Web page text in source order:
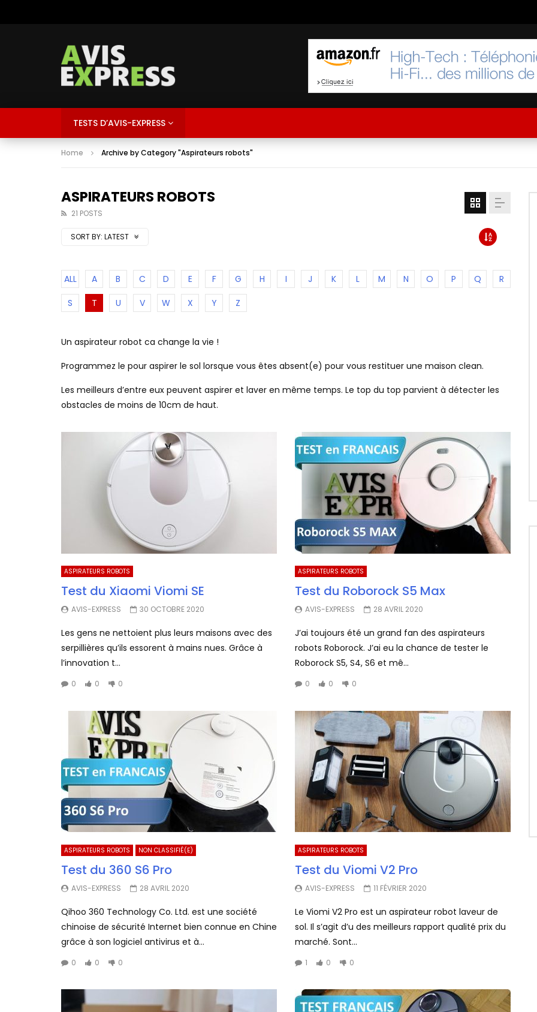
TESTS D’AVIS-EXPRESS
Home Archive by Category "Aspirateurs robots"
ASPIRATEURS ROBOTS
21 POSTS
SORT BY: LATEST
ALL A B C D E F G H I J K L M N O P Q
R
S
T U V W X Y Z
Un aspirateur robot ca change la vie !
Programmez le pour aspirer le sol lorsque vous êtes absent(e) pour vous restituer une maison clean.
Les meilleurs d’entre eux peuvent aspirer et laver en même temps. Le top du top parvient à détecter les
obstacles de moins de 10cm de haut.
ASPIRATEURS ROBOTS
Test du Xiaomi Viomi SE
AVIS-EXPRESS 30 OCTOBRE 2020
Les gens ne nettoient plus leurs maisons avec des
serpillières qu’ils essorent à mains nues. Grâce à
l’innovation t...
0 0 0
ASPIRATEURS ROBOTS
Test du Roborock S5 Max
AVIS-EXPRESS 28 AVRIL 2020
J’ai toujours été un grand fan des aspirateurs
robots Roborock. J’ai eu la chance de tester le
Roborock S5, S4, S6 et mê...
0 0 0
ASPIRATEURS ROBOTS NON CLASSIFIÉ(E)
Test du 360 S6 Pro
AVIS-EXPRESS 28 AVRIL 2020
Qihoo 360 Technology Co. Ltd. est une société
chinoise de sécurité Internet bien connue en Chine
grâce à son logiciel antivirus et à...
0 0 0
ASPIRATEURS ROBOTS
Test du Viomi V2 Pro
AVIS-EXPRESS 11 FÉVRIER 2020
Le Viomi V2 Pro est un aspirateur robot laveur de
sol. Il s’agit d’u des meilleurs rapport qualité prix du
marché. Sont...
1 0 0